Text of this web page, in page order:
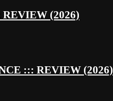
(2026)
::: REVIEW (2026)